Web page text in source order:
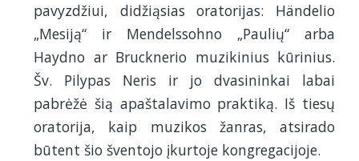
pavyzdžiui, didžiąsias oratorijas: Händelio
„Mesiją“ ir Mendelssohno „Paulių“ arba
Haydno ar Brucknerio muzikinius kūrinius.
Šv. Pilypas Neris ir jo dvasininkai labai
pabrėžė šią apaštalavimo praktiką. Iš tiesų
oratorija, kaip muzikos žanras, atsirado
būtent šio šventojo įkurtoje kongregacijoje.